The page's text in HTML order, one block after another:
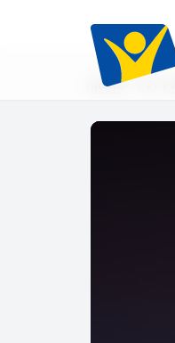
Início TV
This